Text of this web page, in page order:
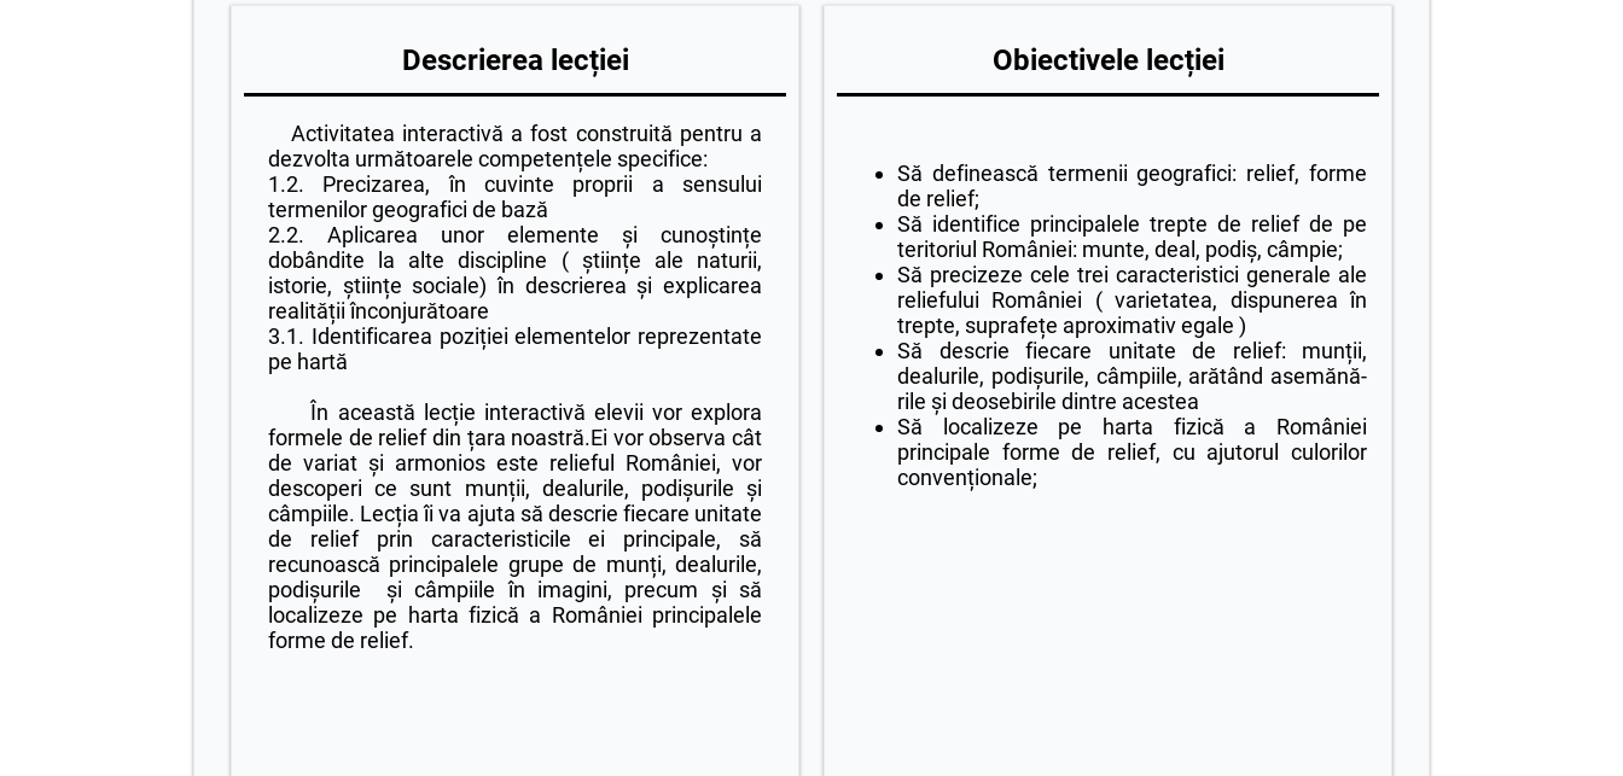
Descrierea lecției
Activitatea interactivă a fost construită pentru a
dezvolta următoarele competențele specifice:
1.2. Precizarea, în cuvinte proprii a sensului
termenilor geografici de bază
2.2. Aplicarea unor elemente și cunoștințe
dobândite la alte discipline ( științe ale naturii,
istorie, științe sociale) în descrierea și explicarea
realității înconjurătoare
3.1. Identificarea poziției elementelor reprezentate
pe hartă
În această lecție interactivă elevii vor explora
formele de relief din țara noastră.Ei vor observa cât
de variat și armonios este relieful României, vor
descoperi ce sunt munții, dealurile, podișurile și
câmpiile. Lecția îi va ajuta să descrie fiecare unitate
de relief prin caracteristicile ei principale, să
recunoască principalele grupe de munți, dealurile,
podișurile și câmpiile în imagini, precum și să
localizeze pe harta fizică a României principalele
forme de relief.
Obiectivele lecției
Să definească termenii geografici: relief, forme
de relief;
Să identifice principalele trepte de relief de pe
teritoriul României: munte, deal, podiș, câmpie;
Să precizeze cele trei caracteristici generale ale
reliefului României ( varietatea, dispunerea în
trepte, suprafețe aproximativ egale )
Să descrie fiecare unitate de relief: munții,
dealurile, podișurile, câmpiile, arătând asemănă-
rile și deosebirile dintre acestea
Să localizeze pe harta fizică a României
principale forme de relief, cu ajutorul culorilor
convenționale;